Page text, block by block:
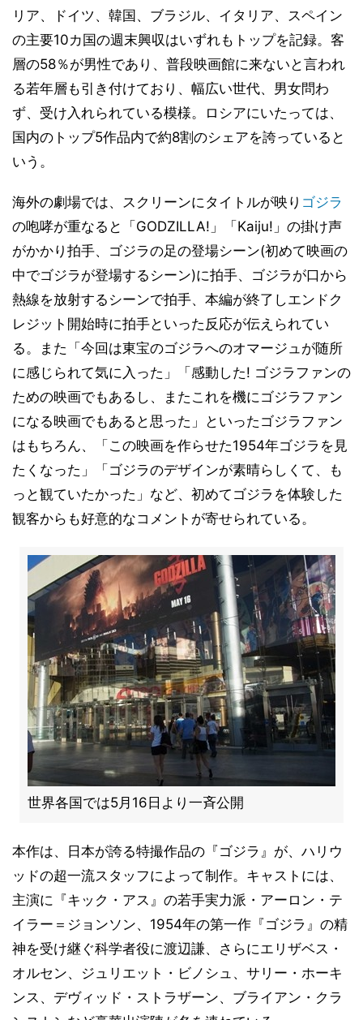
リア、ドイツ、韓国、ブラジル、イタリア、スペイン
の主要10カ国の週末興収はいずれもトップを記録。客
層の58％が男性であり、普段映画館に来ないと言われ
る若年層も引き付けており、幅広い世代、男女問わ
ず、受け入れられている模様。ロシアにいたっては、
国内のトップ5作品内で約8割のシェアを誇っていると
いう。
海外の劇場では、スクリーンにタイトルが映り ゴジラ
の咆哮が重なると「GODZILLA!」「Kaiju!」の掛け声
がかかり拍手、ゴジラの足の登場シーン(初めて映画の
中でゴジラが登場するシーン)に拍手、ゴジラが口から
熱線を放射するシーンで拍手、本編が終了しエンドク
レジット開始時に拍手といった反応が伝えられてい
る。また「今回は東宝のゴジラへのオマージュが随所
に感じられて気に入った」「感動した! ゴジラファンの
ための映画でもあるし、またこれを機にゴジラファン
になる映画でもあると思った」といったゴジラファン
はもちろん、「この映画を作らせた1954年ゴジラを見
たくなった」「ゴジラのデザインが素晴らしくて、も
っと観ていたかった」など、初めてゴジラを体験した
観客からも好意的なコメントが寄せられている。
世界各国では5月16日より一斉公開
本作は、日本が誇る特撮作品の『ゴジラ』が、ハリウ
ッドの超一流スタッフによって制作。キャストには、
主演に『キック・アス』の若手実力派・アーロン・テ
イラー＝ジョンソン、1954年の第一作『ゴジラ』の精
神を受け継ぐ科学者役に渡辺謙、さらにエリザベス・
オルセン、ジュリエット・ビノシュ、サリー・ホーキ
ンス、デヴィッド・ストラザーン、ブライアン・クラ